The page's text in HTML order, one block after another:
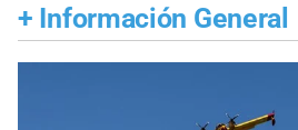
+ Información General